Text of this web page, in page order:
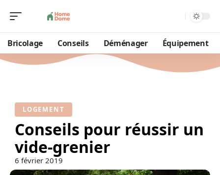
Bricolage Conseils Déménager Équipement
LOGEMENT
Conseils pour réussir un
vide-grenier
6 février 2019